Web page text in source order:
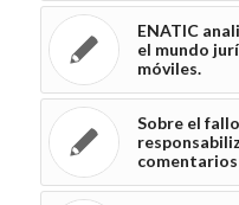
ENATIC
el mundo
móviles.
Sobre el